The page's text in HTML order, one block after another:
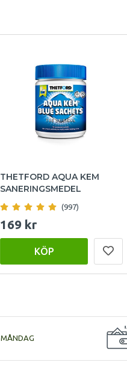
THETFORD AQUA KEM
SANERINGSMEDEL
(997)
169 kr
KÖP
MÅNDAG